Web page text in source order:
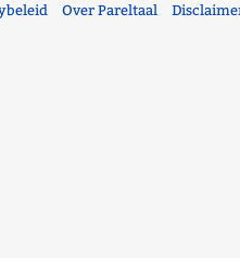
Over Pareltaal